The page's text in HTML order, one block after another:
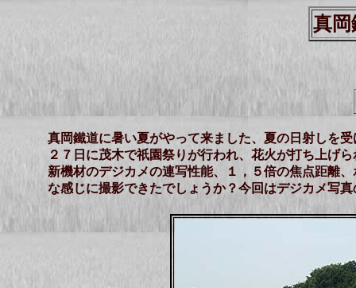
真岡
真岡鐵道に暑い夏がやって来ました、夏の日射しを
２７日に茂木で祇園祭りが行われ、花火が打ち上げ
新機材のデジカメの連写性能、１，５倍の焦点距離
な感じに撮影できたでしょうか？今回はデジカメ写